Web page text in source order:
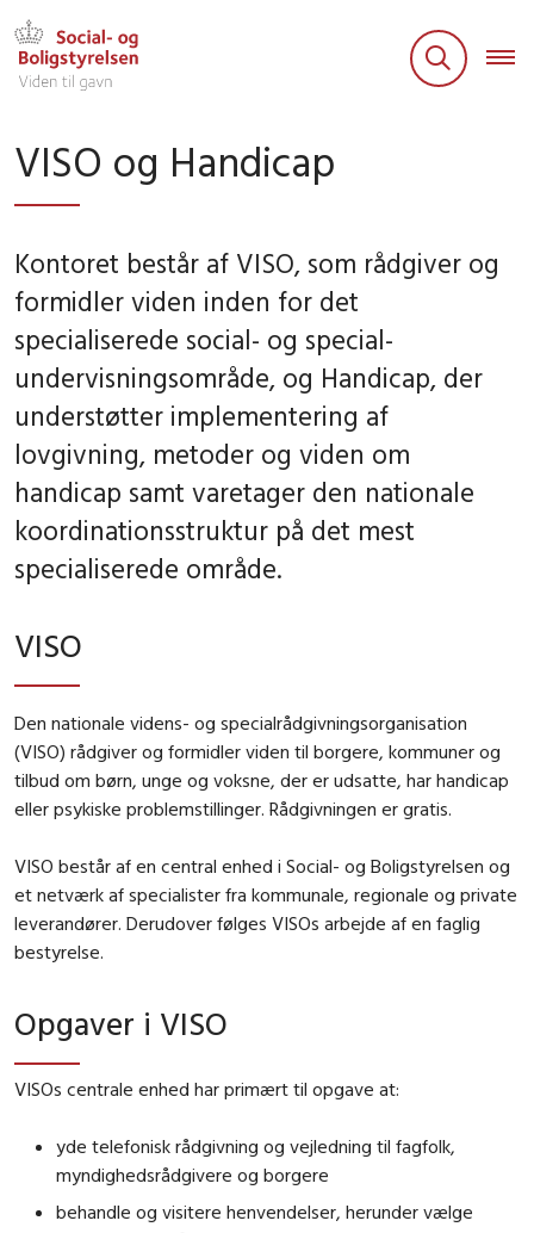
VISO og Handicap
Kontoret består af VISO, som rådgiver og
formidler viden inden for det
specialiserede social- og special-
undervisningsområde, og Handicap, der
understøtter implementering af
lovgivning, metoder og viden om
handicap samt varetager den nationale
koordinationsstruktur på det mest
specialiserede område.
VISO
Den nationale videns- og specialrådgivningsorganisation
(VISO) rådgiver og formidler viden til borgere, kommuner og
tilbud om børn, unge og voksne, der er udsatte, har handicap
eller psykiske problemstillinger. Rådgivningen er gratis.
VISO består af en central enhed i Social- og Boligstyrelsen og
et netværk af specialister fra kommunale, regionale og private
leverandører. Derudover følges VISOs arbejde af en faglig
bestyrelse.
Opgaver i VISO
VISOs centrale enhed har primært til opgave at:
yde telefonisk rådgivning og vejledning til fagfolk,
myndighedsrådgivere og borgere
behandle og visitere henvendelser, herunder vælge